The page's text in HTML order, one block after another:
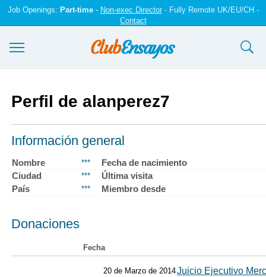
Job Openings: Part-time- Non-exec Director- Fully Remote UK/EU/CH -
Contact
Registrarse
Iniciar sesión
Contáctenos
Perfil de alanperez7
Información general
Nombre ***
Fecha de nacimiento
Ciudad
***
Última visita
País
*** Miembro desde
Donaciones
Fecha
20 de Marzo de 2014Juicio Ejecutivo